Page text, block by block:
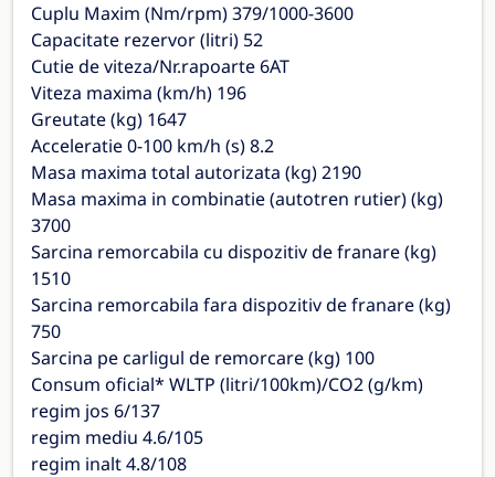
Cuplu Maxim (Nm/rpm) 379/1000-3600
Capacitate rezervor (litri) 52
Cutie de viteza/Nr.rapoarte 6AT
Viteza maxima (km/h) 196
Greutate (kg) 1647
Acceleratie 0-100 km/h (s) 8.2
Masa maxima total autorizata (kg) 2190
Masa maxima in combinatie (autotren rutier) (kg)
3700
Sarcina remorcabila cu dispozitiv de franare (kg)
1510
Sarcina remorcabila fara dispozitiv de franare (kg)
750
Sarcina pe carligul de remorcare (kg) 100
Consum oficial* WLTP (litri/100km)/CO2 (g/km)
regim jos 6/137
regim mediu 4.6/105
regim inalt 4.8/108